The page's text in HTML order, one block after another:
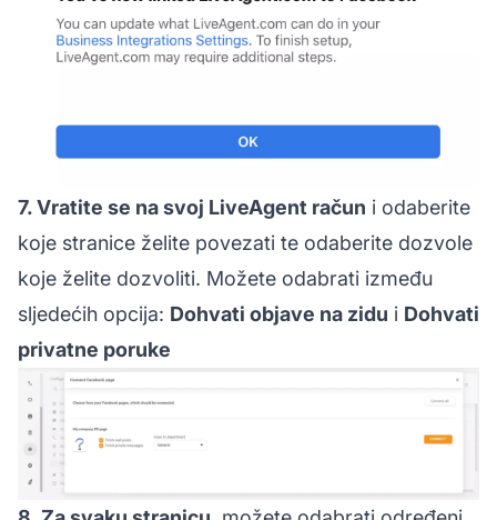
7. Vratite se na svoj LiveAgent račun i odaberite
koje stranice želite povezati te odaberite dozvole
koje želite dozvoliti. Možete odabrati između
sljedećih opcija: Dohvati objave na zidu i Dohvati
privatne poruke